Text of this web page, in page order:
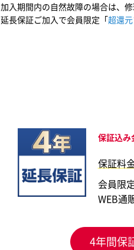
加入期間内の自然故障の場合は、
延長保証ご加入で会員限定「超還
保証込み
保証料
会員限
WEB通
4年間保